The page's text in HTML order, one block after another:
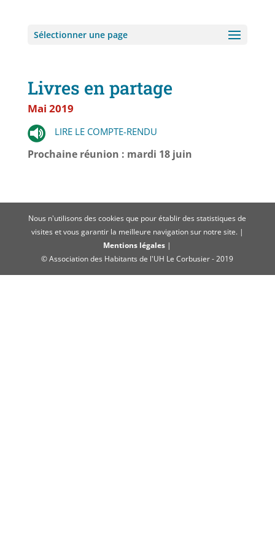
Sélectionner une page
Livres en partage
Mai 2019
LIRE LE COMPTE-RENDU
Prochaine réunion : mardi 18 juin
Nous n'utilisons des cookies que pour établir des statistiques de
visites et vous garantir la meilleure navigation sur notre site. |
Mentions légales |
© Association des Habitants de l'UH Le Corbusier - 2019